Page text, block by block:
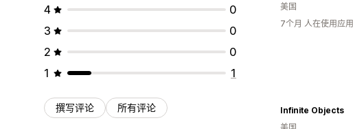
4
0
3
0
2
0
1
1
撰写评论 所有评论
美国
7个月 人在使用应用
Infinite Objects